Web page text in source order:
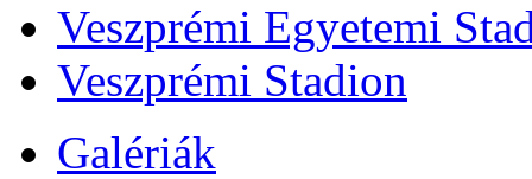
Veszprémi Egyetemi
Veszprémi Stadion
Galériák